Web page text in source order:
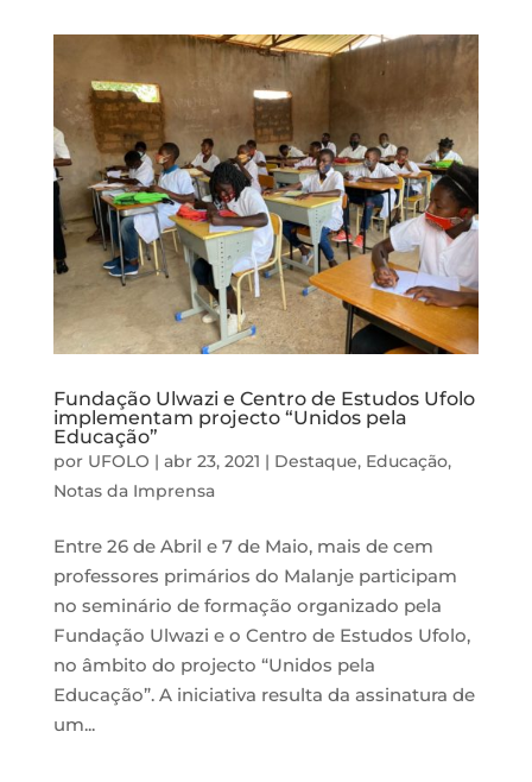
Fundação Ulwazi e Centro de Estudos Ufolo
implementam projecto “Unidos pela
Educação”
por UFOLO | abr 23, 2021 | Destaque, Educação,
Notas da Imprensa
Entre 26 de Abril e 7 de Maio, mais de cem
professores primários do Malanje participam
no seminário de formação organizado pela
Fundação Ulwazi e o Centro de Estudos Ufolo,
no âmbito do projecto “Unidos pela
Educação”. A iniciativa resulta da assinatura de
um...